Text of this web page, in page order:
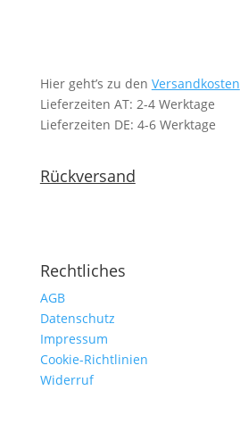
Hier geht’s zu den Versandkosten
Lieferzeiten AT: 2-4 Werktage
Lieferzeiten DE: 4-6 Werktage
Rückversand
Rechtliches
AGB
Datenschutz
Impressum
Cookie-Richtlinien
Widerruf